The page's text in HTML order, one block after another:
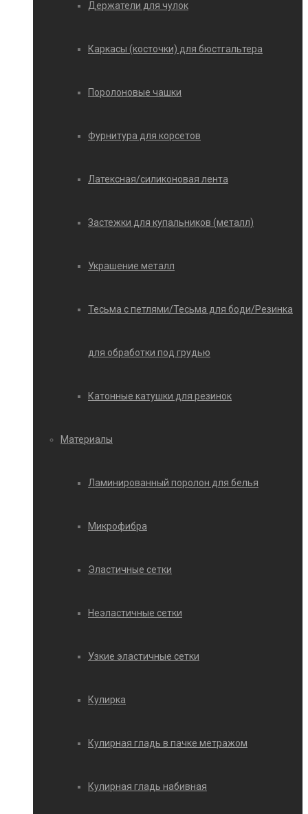
Держатели для чулок
Каркасы (косточки) для бюстгальтера
Поролоновые чашки
Фурнитура для корсетов
Латексная/силиконовая лента
Застежки для купальников (металл)
Украшение металл
Тесьма с петлями/Тесьма для боди/Резинка
для обработки под грудью
Катонные катушки для резинок
Материалы
Ламинированный поролон для белья
Микрофибра
Эластичные сетки
Неэластичные сетки
Узкие эластичные сетки
Кулирка
Кулирная гладь в пачке метражом
Кулирная гладь набивная